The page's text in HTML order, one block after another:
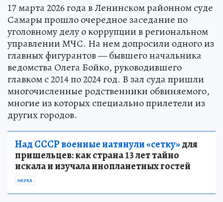
17 марта 2026 года в Ленинском районном суде
Самары прошло очередное заседание по
уголовному делу о коррупции в региональном
управлении МЧС. На нем допросили одного из
главных фигурантов — бывшего начальника
ведомства Олега Бойко, руководившего
главком с 2014 по 2024 год. В зал суда пришли
многочисленные родственники обвиняемого,
многие из которых специально прилетели из
других городов.
Над СССР военные натянули «сетку»для
пришельцев: как страна 13 лет тайно
искала и изучала инопланетных гостей
НАУКА